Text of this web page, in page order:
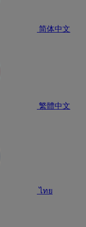
简体中文
繁體中文
ไทย